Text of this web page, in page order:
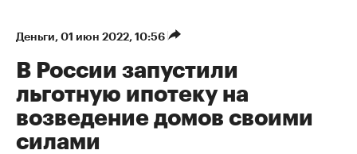
Деньги⁠, 01 июн 2022, 10:56
В России запустили
льготную ипотеку на
возведение домов своими
силами